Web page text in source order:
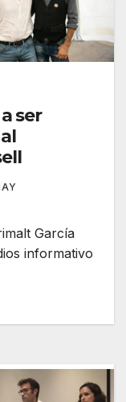
ser
García
informativo